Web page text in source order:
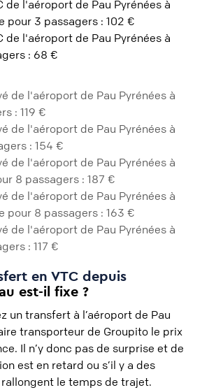
de l'aéroport de Pau Pyrénées à
pour 3 passagers : 102 €
de l'aéroport de Pau Pyrénées à
: 68 €
de l'aéroport de Pau Pyrénées à
: 119 €
de l'aéroport de Pau Pyrénées à
: 154 €
de l'aéroport de Pau Pyrénées à
8 passagers : 187 €
de l'aéroport de Pau Pyrénées à
pour 8 passagers : 163 €
de l'aéroport de Pau Pyrénées à
: 117 €
en VTC depuis
est-il fixe ?
un transfert à l’aéroport de Pau
transporteur de Groupito le prix
Il n’y donc pas de surprise et de
est en retard ou s’il y a des
le temps de trajet.